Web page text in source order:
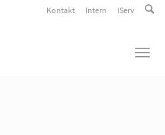
Kontakt Intern IServ